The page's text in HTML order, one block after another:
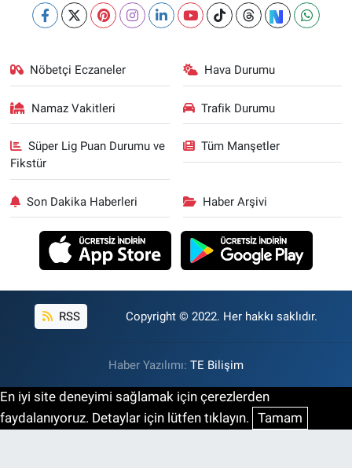
Nöbetçi Eczaneler Hava Durumu
Namaz Vakitleri Trafik Durumu
Süper Lig Puan Durumu ve
Fikstür
Tüm Manşetler
Son Dakika Haberleri Haber Arşivi
RSS Copyright © 2022. Her hakkı saklıdır.
Haber Yazılımı: TE Bilişim
En iyi site deneyimi sağlamak için çerezlerden
faydalanıyoruz. Detaylar için lütfen tıklayın. Tamam